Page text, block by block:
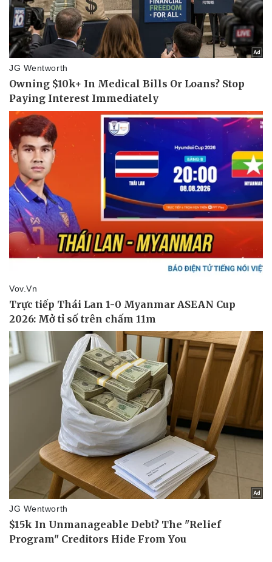
Thể thao
Bóng đá
Lịch thi đấu bóng đá
Thế giới thể thao
Ô tô - Xe máy
Ô tô
Xe máy
Tư vấn